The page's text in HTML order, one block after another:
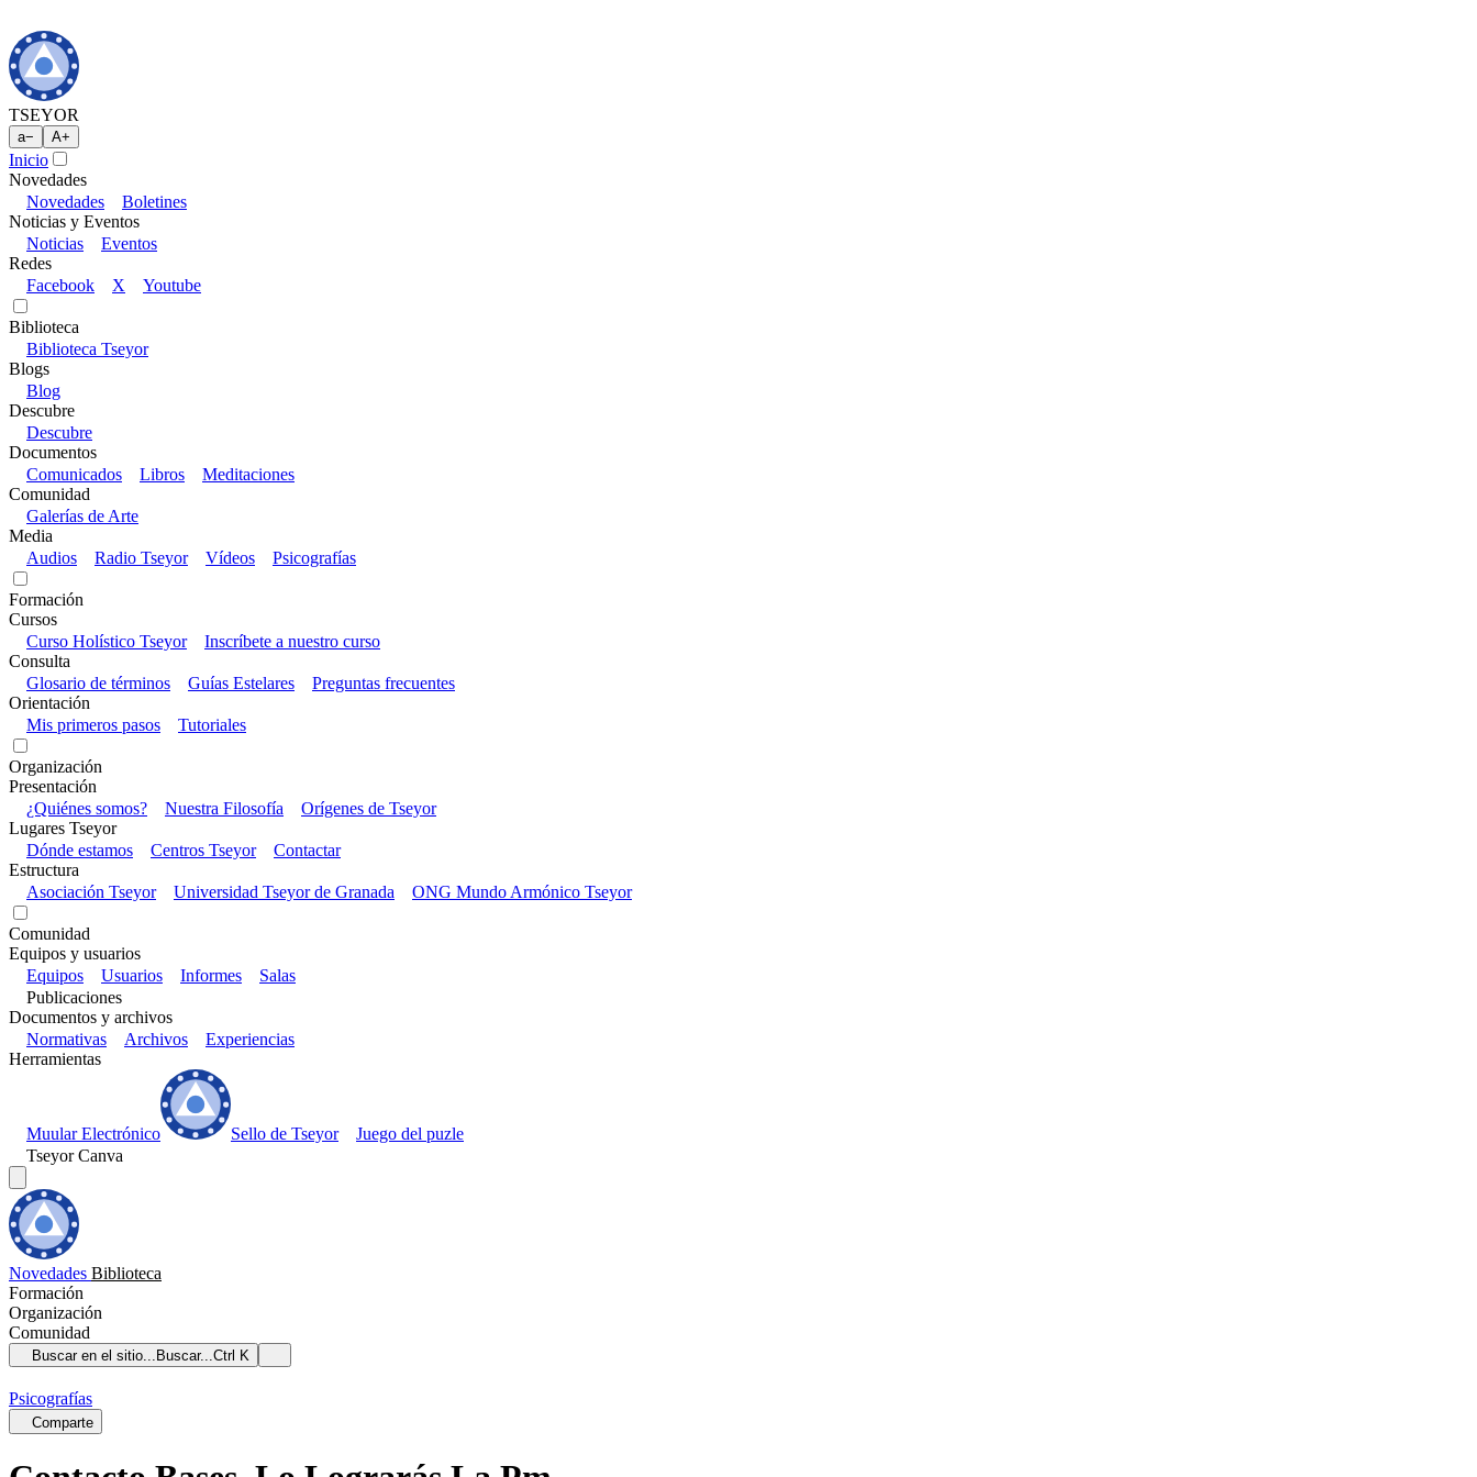
TSEYOR
a− A+
Inicio
Novedades
Novedades
Boletines
Noticias y Eventos
Noticias
Eventos
Redes
Facebook
X Youtube
Biblioteca
Biblioteca Tseyor
Blogs
Blog
Descubre
Descubre
Documentos
Comunicados
Libros
Meditaciones
Comunidad
Galerías de Arte
Media
Audios
Radio Tseyor Vídeos Psicografías
Formación
Cursos
Curso Holístico Tseyor
Inscríbete a nuestro curso
Consulta
Glosario de términos
Guías Estelares
Preguntas frecuentes
Orientación
Mis primeros pasos
Tutoriales
Organización
Presentación
¿Quiénes somos?
Nuestra Filosofía
Orígenes de Tseyor
Lugares Tseyor
Dónde estamos
Centros Tseyor
Contactar
Estructura
Asociación Tseyor
Universidad Tseyor de Granada ONG Mundo Armónico Tseyor
Comunidad
Equipos y usuarios
Equipos
Usuarios Informes
Salas
Publicaciones
Documentos y archivos
Normativas
Archivos
Experiencias
Herramientas
Muular Electrónico Sello de Tseyor
Juego del puzle
Tseyor Canva
Novedades Biblioteca
Formación
Organización
Comunidad
Buscar en el sitio... Buscar...Ctrl K
Psicografías
Comparte